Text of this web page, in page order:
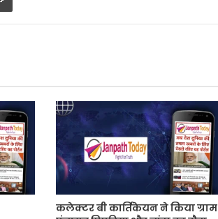
कलेक्टर बी कार्तिकेयन ने किया ग्राम